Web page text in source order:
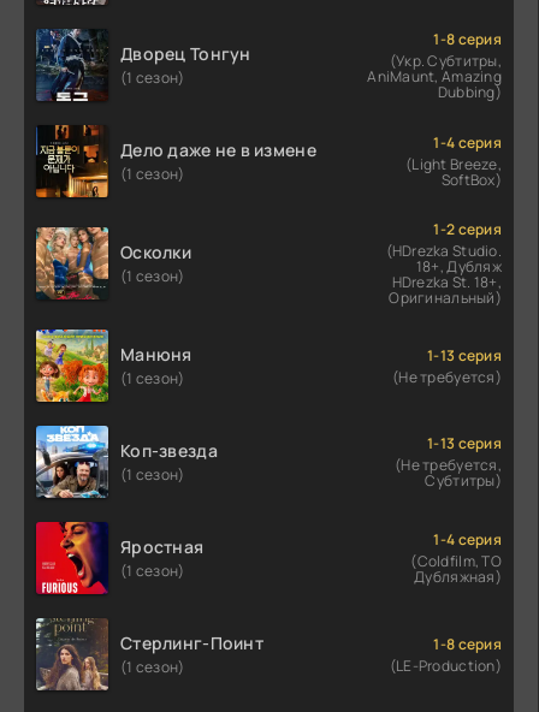
Дворец Тонгун
(1 сезон)
1-8 серия
(Укр. Субтитры,
AniMaunt, Amazing
Dubbing)
Дело даже не в измене
(1 сезон)
1-4 серия
(Light Breeze,
SoftBox)
Осколки
(1 сезон)
1-2 серия
(HDrezka Studio.
18+, Дубляж
HDrezka St. 18+,
Оригинальный)
Манюня
(1 сезон)
1-13 серия
(Не требуется)
Коп-звезда
(1 сезон)
1-13 серия
(Не требуется,
Субтитры)
Яростная
(1 сезон)
1-4 серия
(Coldfilm, ТО
Дубляжная)
Стерлинг-Поинт
(1 сезон)
1-8 серия
(LE-Production)